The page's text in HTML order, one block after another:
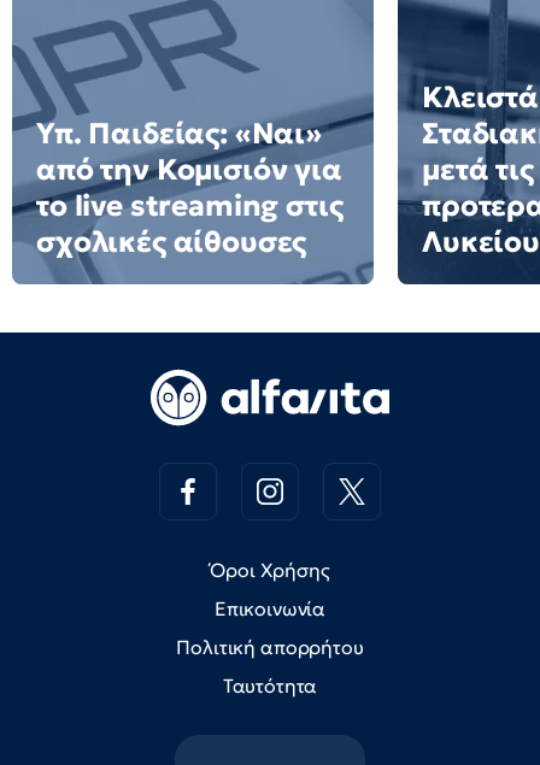
Υπ. Παιδείας: «Ναι»
από την Κομισιόν για
το live streaming στις
σχολικές αίθουσες
μετά
Λυκείου
Όροι Χρήσης
Επικοινωνία
Πολιτική απορρήτου
Ταυτότητα